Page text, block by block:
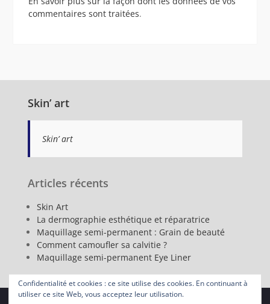
commentaires sont traitées.
Skin’ art
Skin’ art
Confidentialité et cookies : ce site utilise des cookies. En continuant à
utiliser ce site Web, vous acceptez leur utilisation.
Articles récents
Skin Art
La dermographie esthétique et réparatrice
Maquillage semi-permanent : Grain de beauté
Comment camoufler sa calvitie ?
Maquillage semi-permanent Eye Liner